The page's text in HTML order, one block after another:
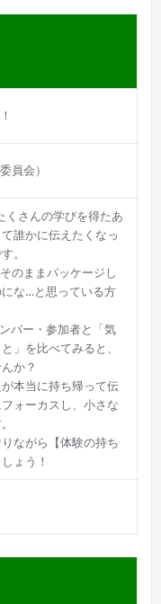
員会）
くさんの学びを得たあ
誰かに伝えたくなっ
。
のままパッケージし
な…と思っている方
バー・参加者と「気
」を比べてみると、
か？
本当に持ち帰って伝
ォーカスし、小さな
ながら【体験の持ち
ょう！